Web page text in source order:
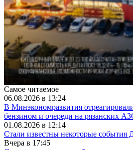
Самое читаемое
06.08.2026 в 13:24
В Минэкономразвития
бензином и очереди на рязанских
01.08.2026 в 12:14
Стали известны некоторые события
Вчера в 17:45